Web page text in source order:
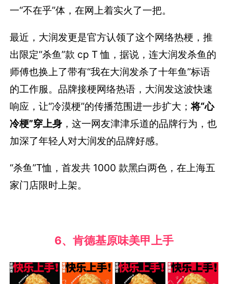
一“不在乎”体，在网上着实火了一把。
最近，大润发更是官方认领了这个网络热梗，推
出限定“杀鱼”款 cp T 恤，据说，连大润发杀鱼的
师傅也换上了带有“我在大润发杀了十年鱼”标语
的工作服。品牌接梗网络热语，大润发这波快速
响应，让“冷漠梗”的传播范围进一步扩大；将“心
冷梗”穿上身 ，这一网友津津乐道的品牌行为，也
加深了年轻人对大润发的品牌好感。
“杀鱼”T恤，首发共 1000 款黑白两色，在上海五
家门店限时上架。
6、肯德基原味美甲上手